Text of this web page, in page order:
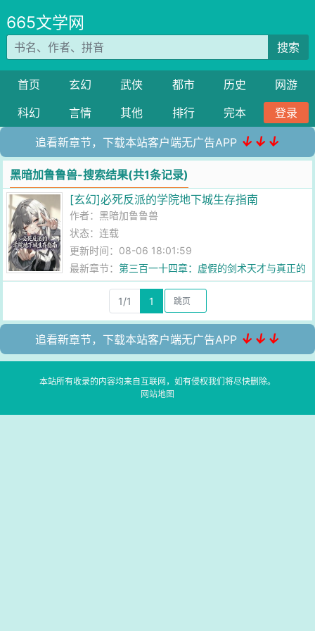
665文学网
搜索
首页 玄幻 武侠 都市 历史
网游
科幻
言情 其他 排行 完本 登录
追看新章节，下载本站客户端无广告APP ↓↓↓
黑暗加鲁鲁兽-搜索结果(共1条记录)
[玄幻]必死反派的学院地下城生存指南
作者： 黑暗加鲁鲁兽
状态：连载
更新时间：08-06 18:01:59
最新章节：第三百一十四章：虚假的剑术天才与真正的
剑术天才（加更）
1/1
1
追看新章节，下载本站客户端无广告APP ↓↓↓
本站所有收录的内容均来自互联网，如有侵权我们将尽快删除。
网站地图